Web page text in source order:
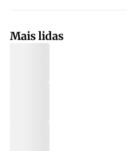
Mais lidas